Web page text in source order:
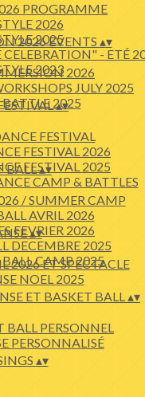
PROGRAMME
2026
2025
CELEBRATION" - ETÉ
2023
2026 EVENTS ▴▾
2026
JULY 2025
2025
▴▾
FESTIVAL
FESTIVAL 2026
FESTIVAL 2025
CAMP & BATTLES
BALL▴▾
/ SUMMER CAMP
AVRIL 2026
FEVRIER 2026
DECEMBRE 2025
CAMP 2025
▴▾
2026 ET SPECTACLE
NOEL 2025
ET BASKET BALL▴▾
PERSONNEL
PERSONNALISÉ
▴▾